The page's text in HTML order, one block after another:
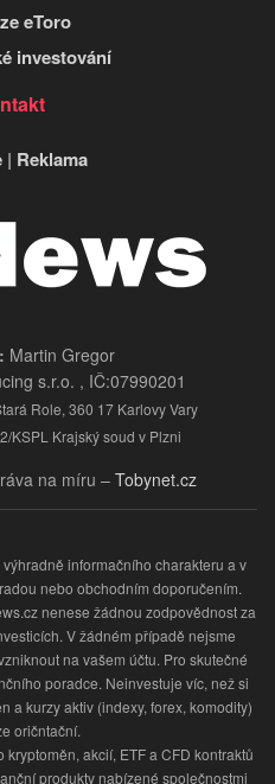
eToro
investování
| Reklama
Martin Gregor
s.r.o. , IČ:07990201
Role, 360 17 Karlovy Vary
KSPL Krajský soud v Plzni
na míru – Tobynet.cz
informačního charakteru a v
nebo obchodním doporučením.
nenese žádnou zodpovědnost za
V žádném případě nejsme
na vašem účtu. Pro skutečné
poradce. Neinvestuje víc, než si
a kurzy aktiv (indexy, forex, komodity)
oričntační.
kryptoměn, akcií, ETF a CFD kontraktů
produkty nabízené společnostmi